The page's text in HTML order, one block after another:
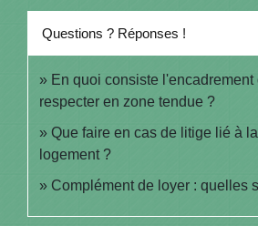
Questions ? Réponses !
En quoi consiste l'encadrement
respecter en zone tendue ?
Que faire en cas de litige lié à
logement ?
Complément de loyer : quelles